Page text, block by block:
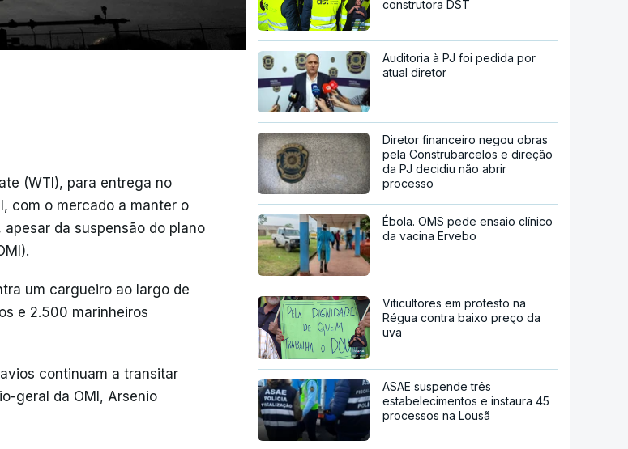
(WTI), para entrega no
com o mercado a manter o
da suspensão do plano
um cargueiro ao largo de
e 2.500 marinheiros
continuam a transitar
geral da OMI, Arsenio
construtora DST
Auditoria à PJ foi pedida por
atual diretor
Diretor financeiro negou obras
pela Construbarcelos e direção
da PJ decidiu não abrir
processo
Ébola. OMS pede ensaio clínico
da vacina Ervebo
Viticultores em protesto na
Régua contra baixo preço da
uva
ASAE suspende três
estabelecimentos e instaura 45
processos na Lousã